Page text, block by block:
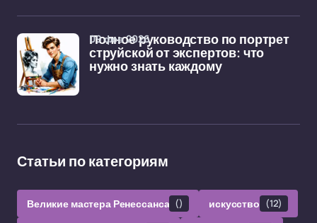
Полное руководство по портрет
струйской от экспертов: что
нужно знать каждому
09 фев 2026
Статьи по категориям
Великие мастера Ренессанса () искусство (12)